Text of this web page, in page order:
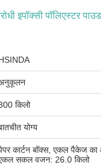
इपॉक्सी पॉलिएस्टर
किलो
योग्य
कार्टन बॉक्स, एकल पैकेज
सकल वजन: 26.0 किलो